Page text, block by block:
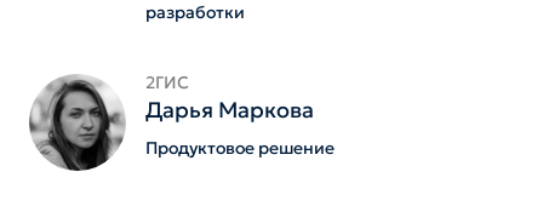
разработки
2ГИС
Дарья Маркова
Продуктовое решение